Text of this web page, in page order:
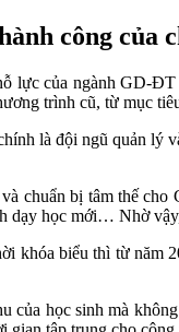
công của
lực của ngành GD-
trình cũ, từ mục
là đội ngũ quản lý
chuẩn bị tâm thế
dạy học mới… Nhờ
khóa biểu thì từ năm
của học sinh mà